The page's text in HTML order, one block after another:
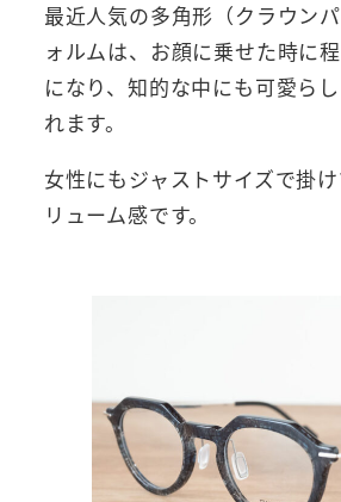
最近人気の多角形（クラウン
ォルムは、お顔に乗せた時に
になり、知的な中にも可愛ら
れます。
女性にもジャストサイズで掛
リューム感です。